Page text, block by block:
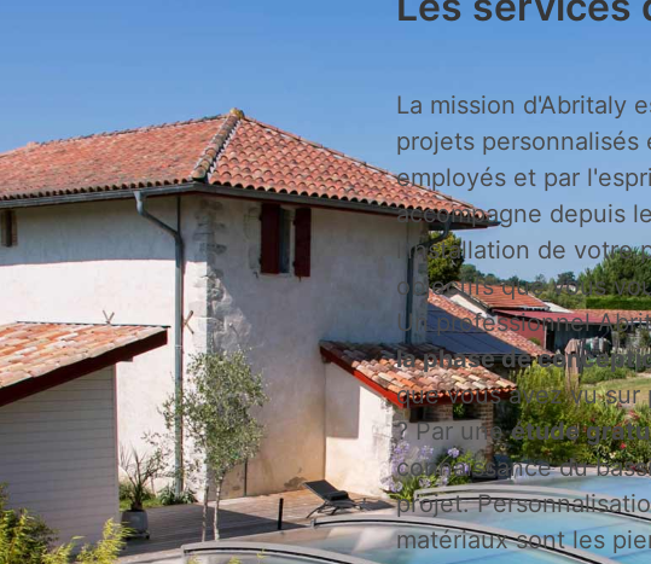
La mission d'Abritaly
projets personnalisés
employés et par
accompagne depuis
l'installation de votre
objectifs que vous
Un professionnel
la phase de
que vous avez vu sur
? Par uneétude
connaissance du
projet.
matériaux sont les